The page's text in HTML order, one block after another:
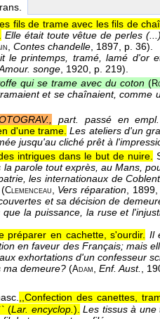
fils de trame avec les fils de
Elle était toute vêtue de perles
, Contes chandelle, 1897, p. 36).
le printemps, tramé, lamé d'or
songe, 1920, p. 219).
qui se trame avec du coton(
et se chaînaient, comme
part. passé en
d'une trame. Les ateliers d'un
jusqu'au cliché prêt à
intrigues dans le but de nuire.
la parole tout exprès, au Mans,
les internationaux de
(Clemenceau, Vers réparation, 1899,
et sa décision de
la puissance, la ruse et
préparer en cachette, s'ourdir. Il
en faveur des Français; mais
exhortations d'un confesseur
ma demeure? (Adam, Enf. Aust.,
,,Confection des canettes,
(Lar. encyclop.). Les tissus à